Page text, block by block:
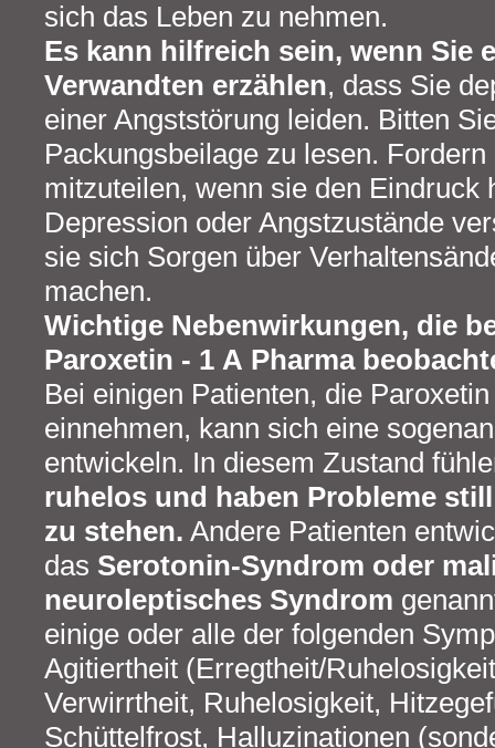
sich das Leben zu nehmen.
Es kann hilfreich sein, wenn Sie
Verwandten erzählen, dass Sie
einer Angststörung leiden. Bitten
Packungsbeilage zu lesen.
mitzuteilen, wenn sie den Eindruck
Depression oder Angstzustände
sie sich Sorgen über
machen.
Wichtige Nebenwirkungen, die
Paroxetin - 1 A Pharma
Bei einigen Patienten, die
einnehmen, kann sich eine
entwickeln. In diesem Zustand
ruhelos und haben Probleme
zu stehen. Andere Patienten
das Serotonin-Syndrom oder
neuroleptisches Syndrom
einige oder alle der folgenden
Agitiertheit (Erregtheit/
Verwirrtheit, Ruhelosigkeit,
Schüttelfrost, Halluzinationen